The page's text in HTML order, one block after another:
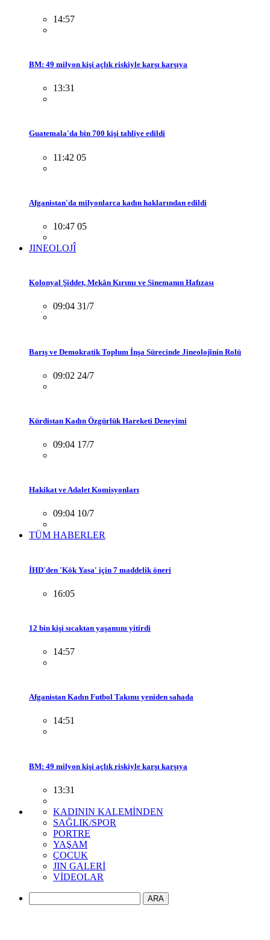
14:57
BM: 49 milyon kişi açlık riskiyle karşı karşıya
13:31
Guatemala'da bin 700 kişi tahliye edildi
11:42 05
Afganistan'da milyonlarca kadın haklarından edildi
10:47 05
JINEOLOJÎ
Kolonyal Şiddet, Mekân Kırımı ve Sinemanın Hafızası
09:04 31/7
Barış ve Demokratik Toplum İnşa Sürecinde Jineolojînin Rolü
09:02 24/7
Kürdistan Kadın Özgürlük Hareketi Deneyimi
09:04 17/7
Hakikat ve Adalet Komisyonları
09:04 10/7
TÜM HABERLER
İHD'den 'Kök Yasa' için 7 maddelik öneri
16:05
12 bin kişi sıcaktan yaşamını yitirdi
14:57
Afganistan Kadın Futbol Takımı yeniden sahada
14:51
BM: 49 milyon kişi açlık riskiyle karşı karşıya
13:31
KADININ KALEMİNDEN
SAĞLIK/SPOR
PORTRE
YAŞAM
ÇOCUK
JIN GALERİ
VİDEOLAR
ARA